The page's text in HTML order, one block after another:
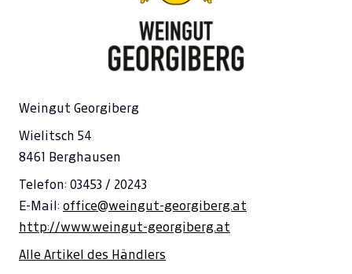
Weingut Georgiberg
Wielitsch 54
8461 Berghausen
Telefon: 03453 / 20243
E-Mail: office@weingut-georgiberg.at
http://www.weingut-georgiberg.at
Alle Artikel des Händlers